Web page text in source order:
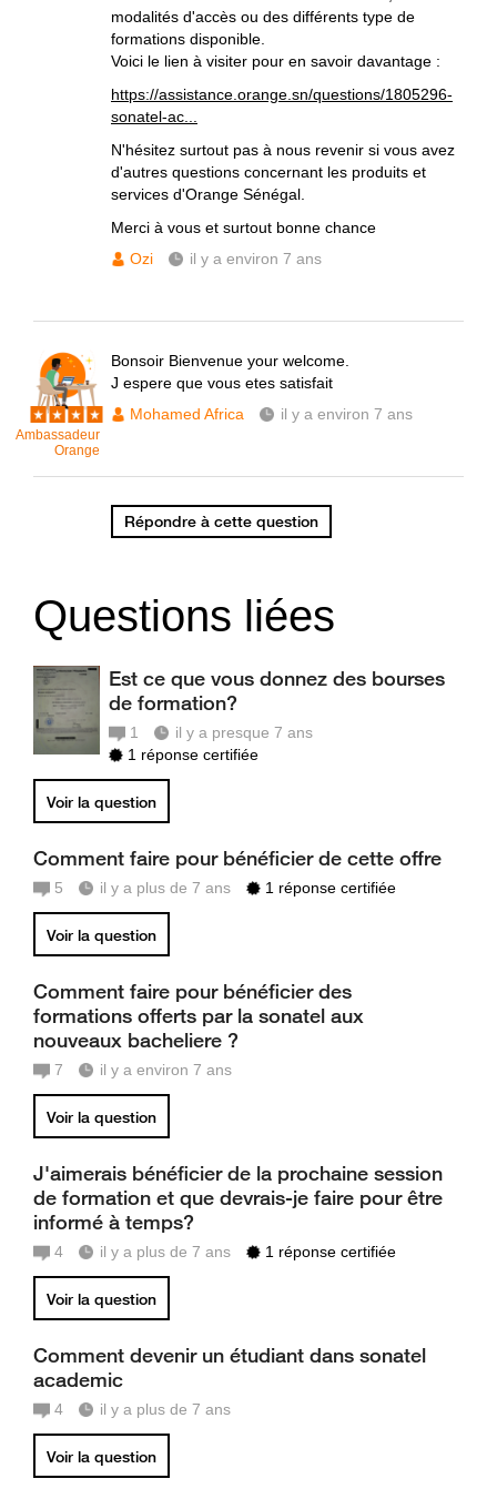
modalités d'accès ou des différents type de
formations disponible.
Voici le lien à visiter pour en savoir davantage :
https://assistance.orange.sn/questions/1805296-
sonatel-ac...
N'hésitez surtout pas à nous revenir si vous avez
d'autres questions concernant les produits et
services d'Orange Sénégal.
Merci à vous et surtout bonne chance
Ozi
il y a environ 7 ans
Ambassadeur
Orange
Bonsoir Bienvenue your welcome.
J espere que vous etes satisfait
Mohamed Africa
il y a environ 7 ans
Répondre à cette question
Questions liées
Est ce que vous donnez des bourses
de formation?
1
il y a presque 7 ans
1 réponse certifiée
Voir la question
Comment faire pour bénéficier de cette offre
5 il y a plus de 7 ans 1 réponse certifiée
Voir la question
Comment faire pour bénéficier des
formations offerts par la sonatel aux
nouveaux bacheliere ?
7 il y a environ 7 ans
Voir la question
J'aimerais bénéficier de la prochaine session
de formation et que devrais-je faire pour être
informé à temps?
4 il y a plus de 7 ans 1 réponse certifiée
Voir la question
Comment devenir un étudiant dans sonatel
academic
4 il y a plus de 7 ans
Voir la question